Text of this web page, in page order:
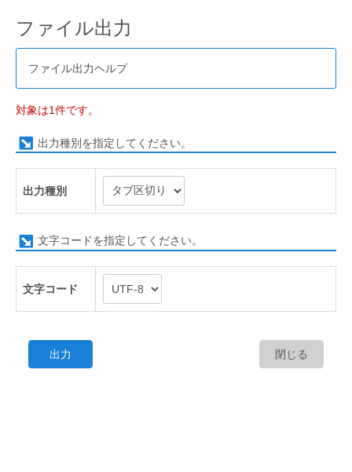
ファイル出力
ファイル出力ヘルプ
対象は1件です。
出力種別を指定してください。
出力種別
文字コードを指定してください。
文字コード